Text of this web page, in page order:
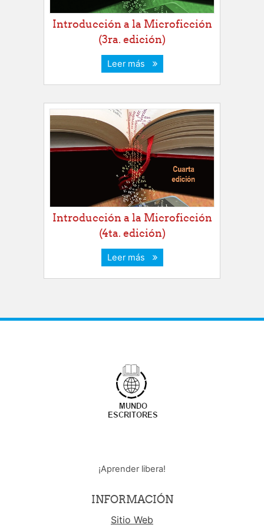
Introducción a la Microficción
(3ra. edición)
Leer más
Introducción a la Microficción
(4ta. edición)
Leer más
¡Aprender libera!
INFORMACIÓN
Sitio Web